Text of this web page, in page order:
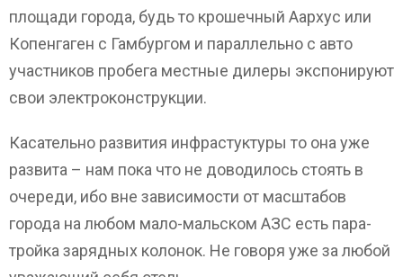
площади города, будь то крошечный Аархус или
Копенгаген с Гамбургом и параллельно с авто
участников пробега местные дилеры экспонируют
свои электроконструкции.
Касательно развития инфрастуктуры то она уже
развита – нам пока что не доводилось стоять в
очереди, ибо вне зависимости от масштабов
города на любом мало-мальском АЗС есть пара-
тройка зарядных колонок. Не говоря уже за любой